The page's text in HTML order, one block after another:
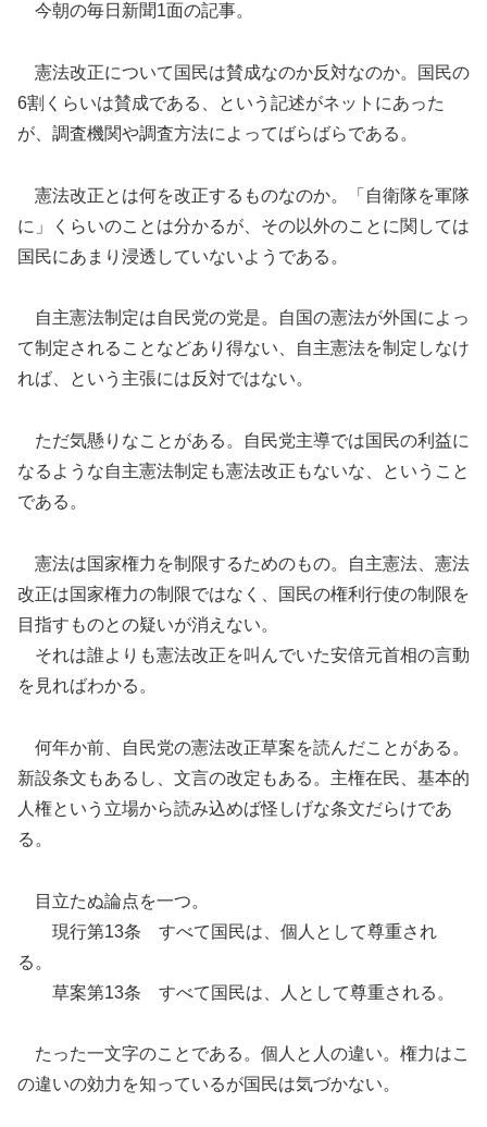
今朝の毎日新聞1面の記事。
憲法改正について国民は賛成なのか反対なのか。国民の
6割くらいは賛成である、という記述がネットにあった
が、調査機関や調査方法によってばらばらである。
憲法改正とは何を改正するものなのか。「自衛隊を軍隊
に」くらいのことは分かるが、その以外のことに関しては
国民にあまり浸透していないようである。
自主憲法制定は自民党の党是。自国の憲法が外国によっ
て制定されることなどあり得ない、自主憲法を制定しなけ
れば、という主張には反対ではない。
ただ気懸りなことがある。自民党主導では国民の利益に
なるような自主憲法制定も憲法改正もないな、ということ
である。
憲法は国家権力を制限するためのもの。自主憲法、憲法
改正は国家権力の制限ではなく、国民の権利行使の制限を
目指すものとの疑いが消えない。
それは誰よりも憲法改正を叫んでいた安倍元首相の言動
を見ればわかる。
何年か前、自民党の憲法改正草案を読んだことがある。
新設条文もあるし、文言の改定もある。主権在民、基本的
人権という立場から読み込めば怪しげな条文だらけであ
る。
目立たぬ論点を一つ。
現行第13条 すべて国民は、個人として尊重され
る。
草案第13条 すべて国民は、人として尊重される。
たった一文字のことである。個人と人の違い。権力はこ
の違いの効力を知っているが国民は気づかない。